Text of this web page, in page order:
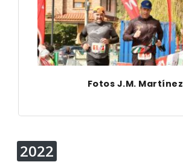
Fotos J.M. Martínez
2022